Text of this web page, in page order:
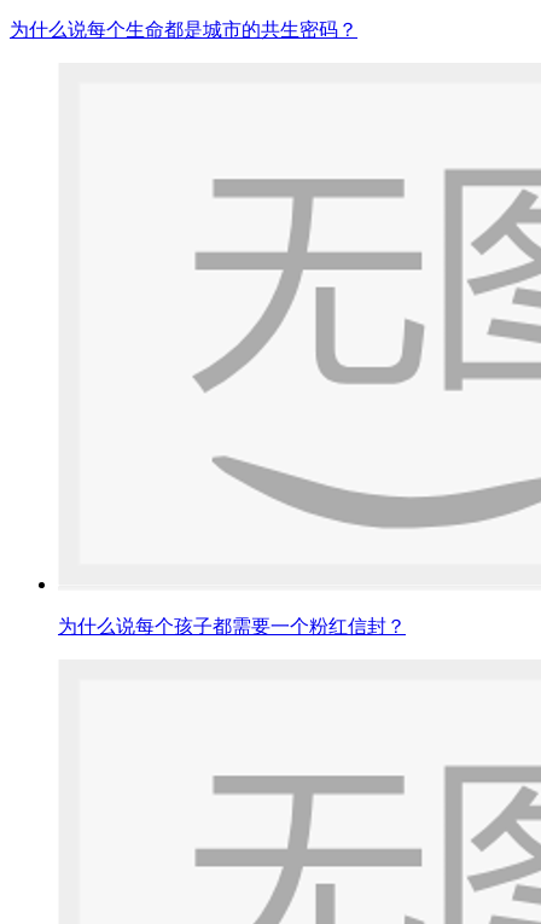
为什么说每个生命都是城市的共生密码？
为什么说每个孩子都需要一个粉红信封？